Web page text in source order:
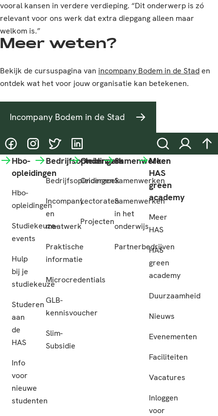
vooral kansen in verdere verdieping. “Dit onderwerp is zó
relevant voor ons werk dat extra diepgang alleen maar
welkom is.”
Meer weten?
Bekijk de cursuspagina van incompany Bodem in de Staden
ontdek wat het voor jouw organisatie kan betekenen.
Incompany Bodem in de Stad
@HASgreenacademy
@HASgreenacademy
@greenacademyHAS
@HASgreenacademy ZoekenInloggen
Hbo-
opleidingen
Hbo-
opleidingen
Studiekeuze-
events
Hulp
bij je
studiekeuze
Studeren
aan
de
HAS
Info
voor
nieuwe
studenten
Bedrijfsopleidingen
Bedrijfsopleidingen
Incompany
en
maatwerk
Praktische
informatie
Microcredentials
GLB-
kennisvoucher
Slim-
Subsidie
Onderzoek
Onderzoek
Lectoraten
Projecten
Samenwerken
Samenwerken
Samenwerken
in het
onderwijs
Partnerbedrijven
Meer
HAS
green
academy
Meer
HAS
HAS
green
academy
Duurzaamheid
Nieuws
Evenementen
Faciliteiten
Vacatures
Inloggen
voor